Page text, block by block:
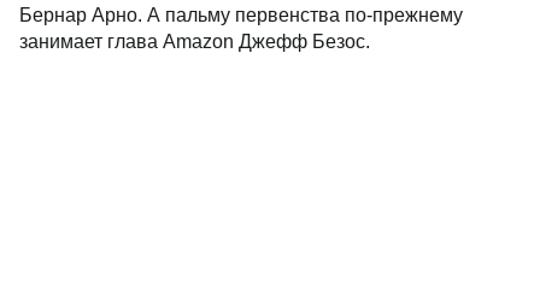
Бернар Арно. А пальму первенства по-прежнему
занимает глава Amazon Джефф Безос.